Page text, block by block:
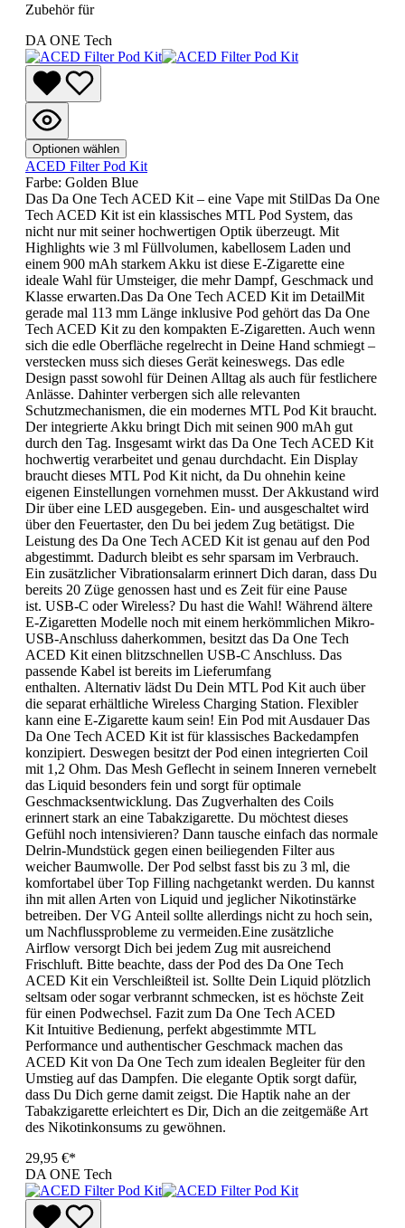
Zubehör für
DA ONE Tech
Optionen wählen
ACED Filter Pod Kit
Farbe: Golden Blue
Das Da One Tech ACED Kit – eine Vape mit StilDas Da One
Tech ACED Kit ist ein klassisches MTL Pod System, das
nicht nur mit seiner hochwertigen Optik überzeugt. Mit
Highlights wie 3 ml Füllvolumen, kabellosem Laden und
einem 900 mAh starkem Akku ist diese E-Zigarette eine
ideale Wahl für Umsteiger, die mehr Dampf, Geschmack und
Klasse erwarten.Das Da One Tech ACED Kit im DetailMit
gerade mal 113 mm Länge inklusive Pod gehört das Da One
Tech ACED Kit zu den kompakten E-Zigaretten. Auch wenn
sich die edle Oberfläche regelrecht in Deine Hand schmiegt –
verstecken muss sich dieses Gerät keineswegs. Das edle
Design passt sowohl für Deinen Alltag als auch für festlichere
Anlässe. Dahinter verbergen sich alle relevanten
Schutzmechanismen, die ein modernes MTL Pod Kit braucht.
Der integrierte Akku bringt Dich mit seinen 900 mAh gut
durch den Tag. Insgesamt wirkt das Da One Tech ACED Kit
hochwertig verarbeitet und genau durchdacht. Ein Display
braucht dieses MTL Pod Kit nicht, da Du ohnehin keine
eigenen Einstellungen vornehmen musst. Der Akkustand wird
Dir über eine LED ausgegeben. Ein- und ausgeschaltet wird
über den Feuertaster, den Du bei jedem Zug betätigst. Die
Leistung des Da One Tech ACED Kit ist genau auf den Pod
abgestimmt. Dadurch bleibt es sehr sparsam im Verbrauch.
Ein zusätzlicher Vibrationsalarm erinnert Dich daran, dass Du
bereits 20 Züge genossen hast und es Zeit für eine Pause
ist. USB-C oder Wireless? Du hast die Wahl! Während ältere
E-Zigaretten Modelle noch mit einem herkömmlichen Mikro-
USB-Anschluss daherkommen, besitzt das Da One Tech
ACED Kit einen blitzschnellen USB-C Anschluss. Das
passende Kabel ist bereits im Lieferumfang
enthalten. Alternativ lädst Du Dein MTL Pod Kit auch über
die separat erhältliche Wireless Charging Station. Flexibler
kann eine E-Zigarette kaum sein! Ein Pod mit Ausdauer Das
Da One Tech ACED Kit ist für klassisches Backedampfen
konzipiert. Deswegen besitzt der Pod einen integrierten Coil
mit 1,2 Ohm. Das Mesh Geflecht in seinem Inneren vernebelt
das Liquid besonders fein und sorgt für optimale
Geschmacksentwicklung. Das Zugverhalten des Coils
erinnert stark an eine Tabakzigarette. Du möchtest dieses
Gefühl noch intensivieren? Dann tausche einfach das normale
Delrin-Mundstück gegen einen beiliegenden Filter aus
weicher Baumwolle. Der Pod selbst fasst bis zu 3 ml, die
komfortabel über Top Filling nachgetankt werden. Du kannst
ihn mit allen Arten von Liquid und jeglicher Nikotinstärke
betreiben. Der VG Anteil sollte allerdings nicht zu hoch sein,
um Nachflussprobleme zu vermeiden.Eine zusätzliche
Airflow versorgt Dich bei jedem Zug mit ausreichend
Frischluft. Bitte beachte, dass der Pod des Da One Tech
ACED Kit ein Verschleißteil ist. Sollte Dein Liquid plötzlich
seltsam oder sogar verbrannt schmecken, ist es höchste Zeit
für einen Podwechsel. Fazit zum Da One Tech ACED
Kit Intuitive Bedienung, perfekt abgestimmte MTL
Performance und authentischer Geschmack machen das
ACED Kit von Da One Tech zum idealen Begleiter für den
Umstieg auf das Dampfen. Die elegante Optik sorgt dafür,
dass Du Dich gerne damit zeigst. Die Haptik nahe an der
Tabakzigarette erleichtert es Dir, Dich an die zeitgemäße Art
des Nikotinkonsums zu gewöhnen.
29,95 €*
DA ONE Tech